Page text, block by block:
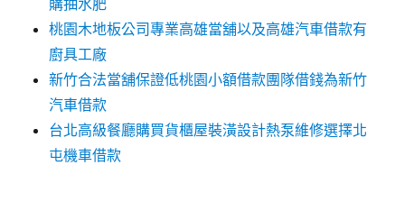
購抽水肥
桃園木地板公司專業高雄當舖以及高雄汽車借款有
廚具工廠
新竹合法當舖保證低桃園小額借款團隊借錢為新竹
汽車借款
台北高級餐廳購買貨櫃屋裝潢設計熱泵維修選擇北
屯機車借款